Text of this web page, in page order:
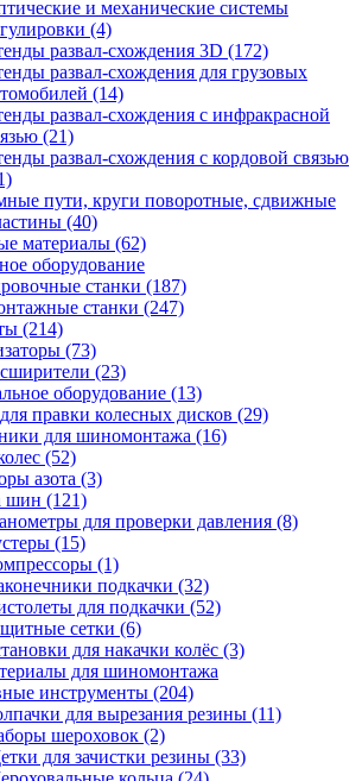
и механические системы
(4)
развал-схождения 3D (172)
развал-схождения для грузовых
(14)
развал-схождения с инфракрасной
(21)
развал-схождения с кордовой связью
пути, круги поворотные, сдвижные
(40)
материалы (62)
оборудование
станки (187)
станки (247)
(214)
(73)
(23)
оборудование (13)
правки колесных дисков (29)
для шиномонтажа (16)
(52)
азота (3)
шин (121)
для проверки давления (8)
(15)
(1)
подкачки (32)
для подкачки (52)
сетки (6)
для накачки колёс (3)
для шиномонтажа
инструменты (204)
для вырезания резины (11)
шероховок (2)
для зачистки резины (33)